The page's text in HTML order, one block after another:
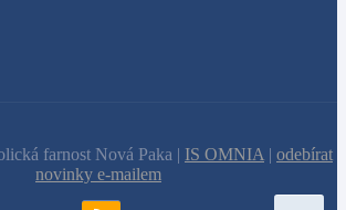
farnost Nová Paka | IS OMNIA | odebírat
novinky e-mailem